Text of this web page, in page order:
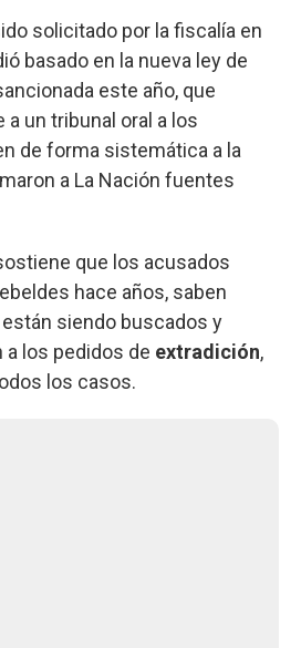
solicitado por la fiscalía en
basado en la nueva ley de
este año, que
un tribunal oral a los
de forma sistemática a la
a La Nación fuentes
que los acusados
hace años, saben
siendo buscados y
los pedidos de extradición,
los casos.